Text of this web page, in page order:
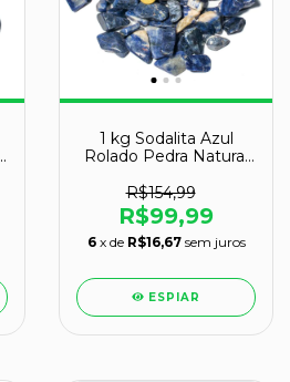
1 kg Sodalita Azul
Rolado Pedra Natural
R$154,99
R$99,99
6 x de R$16,67 sem juros
ESPIAR